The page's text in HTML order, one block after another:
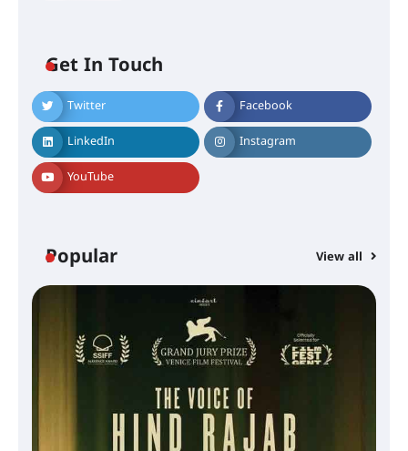
Get In Touch
Twitter Facebook
LinkedIn Instagram
YouTube
Popular View all
സെന്റ് ജോസഫ്സ് കോളജ്
കോമേഴ്‌സ് അസോസിയേഷന്
തുടക്കമായി
കോമേഴ്സ് എക്സ്പോയുമായി
എസ് എൻ ഹയർ സെക്കൻഡറി